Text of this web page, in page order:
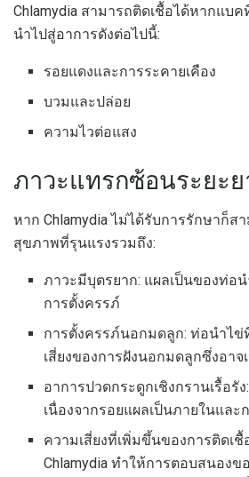
Chlamydia สามารถติดเชื้อได้หากแบ
นำไปสู่อาการดังต่อไปนี้:
รอยแดงและการระคายเคือง
บวมและปล่อย
ความไวต่อแสง
ภาวะแทรกซ้อนระยะย
หาก Chlamydia ไม่ได้รับการรักษาก็
สุขภาพที่รุนแรงรวมถึง:
ภาวะมีบุตรยาก: แผลเป็นของท่อ
การตั้งครรภ์
การตั้งครรภ์นอกมดลูก: ท่อนำไข่
เสี่ยงของการฝังนอกมดลูกซึ่งอา
อาการปวดกระดูกเชิงกรานเรื้อรั
เนื่องจากรอยแผลเป็นภายในและ
ความเสี่ยงที่เพิ่มขึ้นของการติดเ
Chlamydia ทำให้การตอบสนอง